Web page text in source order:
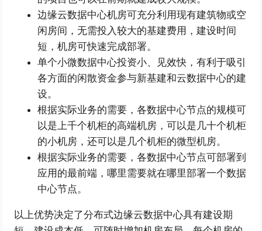
边缘云数据中心机房可充分利用现有建筑物或空
闲房间，无需投入较大的基建费用，建设时间
短，机房可快速完成部署。
单个小微数据中心投资小、见效快，有利于吸引
各方面的闲散资金参与新基建和云数据中心的建
设。
根据实际业务的需要，各数据中心节点的规模可
以是上千个机柜的高端机房，可以是几十个机柜
的小机房，还可以是几个机柜的微型机房。
根据实际业务的需要，各数据中心节点可部署到
应用的最前端，哪里需要就在哪里部署一个数据
中心节点。
以上优势决定了分布式边缘云数据中心具有建设期